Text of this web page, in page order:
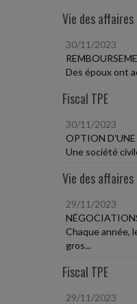
Vie des affaires
30/11/2023
Des époux ont
Fiscal TPE
30/11/2023
OPTION D'UNE
Une société
Vie des affaires
29/11/2023
Chaque année,
gros...
Fiscal TPE
29/11/2023